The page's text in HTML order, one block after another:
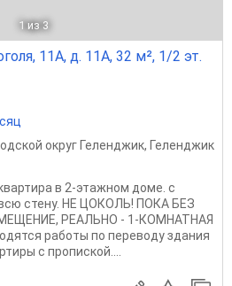
1 из 3
11А, д. 11А, 32 м², 1/2 эт.
округ Геленджик, Геленджик
в 2-этажнoм домe. c
стену. НЕ ЦОКОЛЬ! ПОКА БЕЗ
РЕАЛЬНО - 1-КОМНАТНАЯ
работы по переводу здания
с пропиской....